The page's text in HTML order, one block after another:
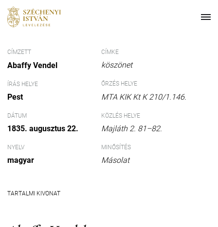
CÍMZETT
Abaffy Vendel
ÍRÁS HELYE
Pest
DÁTUM
1835. augusztus 22.
NYELV
magyar
CÍMKE
köszönet
ŐRZÉS HELYE
MTA KIK Kt K 210/1.146.
KÖZLÉS HELYE
Majláth 2. 81–82.
MINŐSÍTÉS
Másolat
TARTALMI KIVONAT